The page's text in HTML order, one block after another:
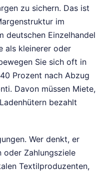
zu sichern. Das ist
im
deutschen Einzelhandel
als kleinerer oder
Sie sich oft in
Prozent nach Abzug
Davon müssen Miete,
bezahlt
Wer denkt, er
oder Zahlungsziele
Textilproduzenten,